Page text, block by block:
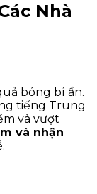
Nhà
bóng bí ẩn.
tiếng Trung
và vượt
và nhận